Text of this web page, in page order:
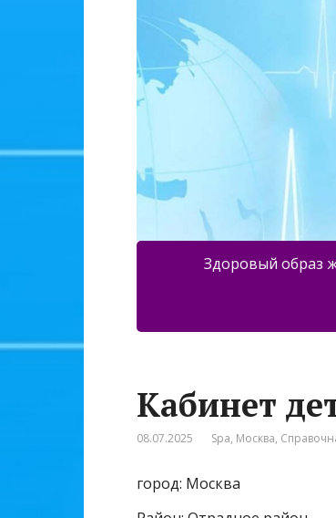
Здоровый образ
Кабинет
08.07.2025 Spa, Москва,
город: Москва